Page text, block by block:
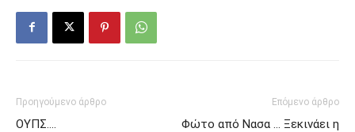
Προηγούμενο άρθρο
OYΠΣ….
Επόμενο άρθρο
Φώτο από Νασα … Ξεκινάει η